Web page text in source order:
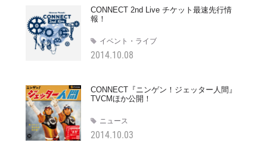
2014.10.08
CONNECT 2nd Live チケット最速先行情
報！
イベント・ライブ
2014.10.03
CONNECT『ニンゲン！ジェッター人間』
TVCMほか公開！
ニュース